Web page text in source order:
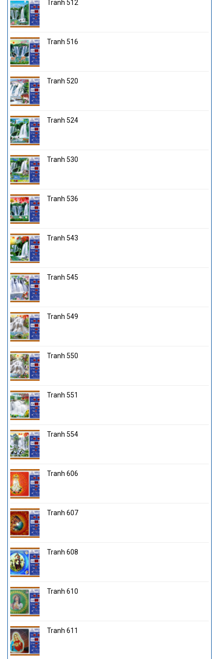
Tranh 512
Tranh 516
Tranh 520
Tranh 524
Tranh 530
Tranh 536
Tranh 543
Tranh 545
Tranh 549
Tranh 550
Tranh 551
Tranh 554
Tranh 606
Tranh 607
Tranh 608
Tranh 610
Tranh 611